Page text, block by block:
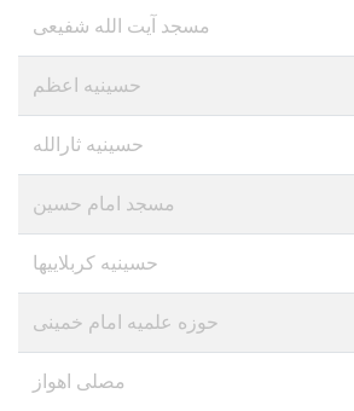
مسجد آیت الله شفیعی
حسینیه اعظم
حسینیه ثارالله
مسجد امام حسین
حسینیه کربلاییها
حوزه علمیه امام خمینی
مصلی اهواز